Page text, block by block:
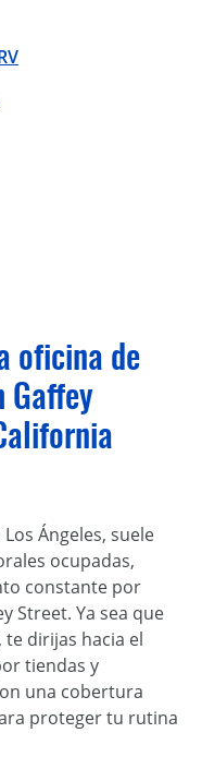
oficina de
Gaffey
Ángeles, suele
ocupadas,
constante por
Street. Ya sea que
dirijas hacia el
tiendas y
una cobertura
proteger tu rutina